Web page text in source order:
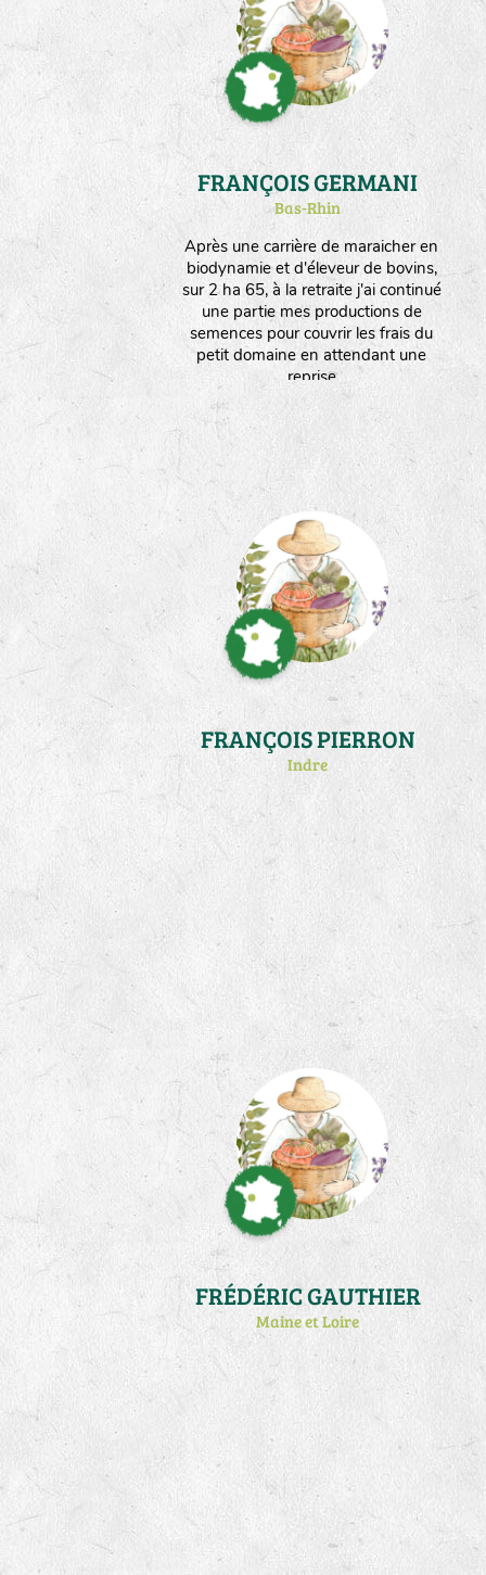
Après une carrière de maraicher en
biodynamie et d'éleveur de bovins,
sur 2 ha 65, à la retraite j'ai continué
une partie mes productions de
semences pour couvrir les frais du
petit domaine en attendant une
reprise
(http://francois.germani.free.fr/). Je
me consacre désormais à des
activités de traduction et publication
de l'oeuvre en tri-articulation sociale
de .Steiner
(http://www.triarticulation.fr/)
FRANÇOIS GERMANI
Bas-Rhin
FRANÇOIS PIERRON
Indre
FRÉDÉRIC GAUTHIER
Maine et Loire